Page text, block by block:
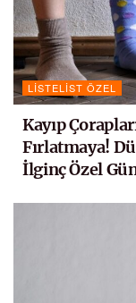
LISTELIST ÖZEL
Kayıp
Fırlatmaya!
İlginç Özel